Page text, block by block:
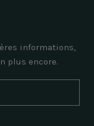
informations,
plus encore.